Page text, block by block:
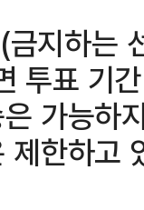
지하는
투표 기
가능하
한하고